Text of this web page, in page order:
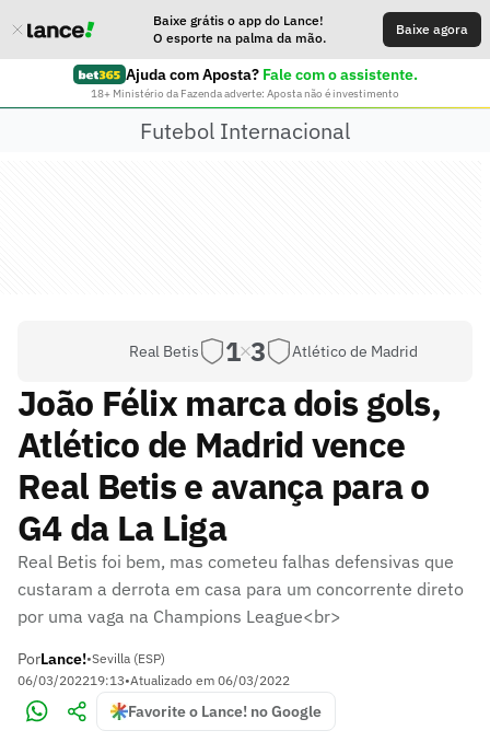
Baixe grátis o app do Lance!
O esporte na palma da mão.
Baixe agora
Ajuda com Aposta? Fale com o assistente.
18+ Ministério da Fazenda adverte: Aposta não é investimento
Futebol Internacional
Real Betis 1 3 Atlético de Madrid
João Félix marca dois gols,
Atlético de Madrid vence
Real Betis e avança para o
G4 da La Liga
Real Betis foi bem, mas cometeu falhas defensivas que
custaram a derrota em casa para um concorrente direto
por uma vaga na Champions League<br>
PorLance!•Sevilla (ESP)
06/03/202219:13•Atualizado em 06/03/2022
Favorite o Lance! no Google